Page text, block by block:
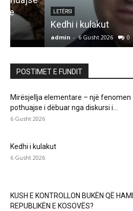
Kedhi i kulakut
6 Gusht 2026 0
POSTIMET E FUNDIT
Mirësjellja elementare – një fenomen
pothuajse i dëbuar nga diskursi i...
6 Gusht 2026
Kedhi i kulakut
6 Gusht 2026
KUSH E KONTROLLON BUKËN QË
REPUBLIKËN E KOSOVËS?